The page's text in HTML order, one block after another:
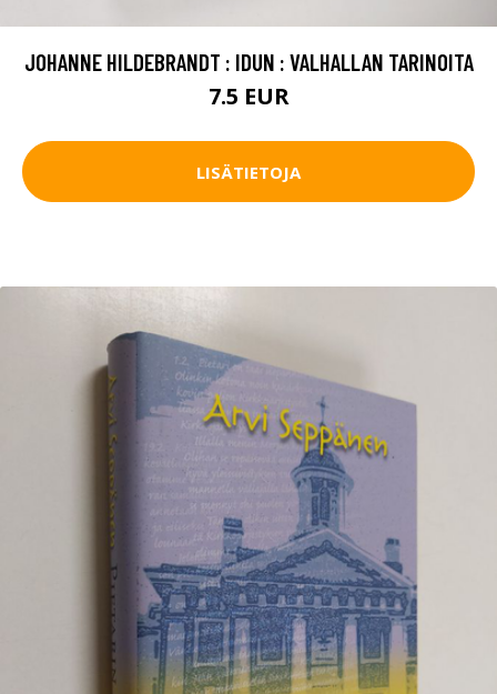
JOHANNE HILDEBRANDT : IDUN : VALHALLAN TARINOITA
7.5 EUR
LISÄTIETOJA